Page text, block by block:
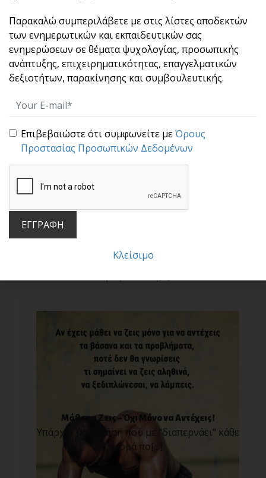
Όσο Περισσότερα Μαθαίνω, Τόσο Λιγότερο
Ξέρω
Δεν είμαι ξερόλας. Κι όσο περνά ο καιρός, το
Υπάρχουν άνθρωποι που εδώ και δεκαετίες
Μάθε να Ζεις – Όχι Μόνο να Αντέχεις!
Υπάρχει μια φράση που με "διαπερνάει" κάθε
φορά πο[...]
Παρακαλώ συμπεριλάβετε με στις λίστες αποδεκτών
των ενημερωτικών και εκπαιδευτικών σας
ενημερώσεων σε θέματα ψυχολογίας, προσωπικής
ανάπτυξης, επιχειρηματικότητας, επαγγελματικών
δεξιοτήτων, παρακίνησης και συμβουλευτικής.
Επιβεβαιώστε ότι συμφωνείτε μεΌρους
Προστασίας Προσωπικών Δεδομένων
ΕΓΓΡΑΦΗ
Κλείσιμο